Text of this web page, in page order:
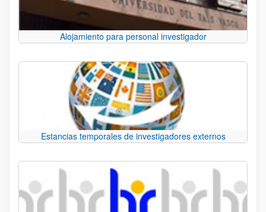
Alojamiento para personal investigador
Estancias temporales de investigadores externos